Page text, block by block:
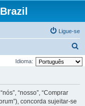
Ligue-se
e
Idioma:
“nosso”, “Comprar
concorda sujeitar-se